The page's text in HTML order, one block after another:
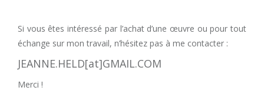
Si vous êtes intéressé par l’achat d’une œuvre ou pour tout
échange sur mon travail, n’hésitez pas à me contacter :
JEANNE.HELD[at]GMAIL.COM
Merci !